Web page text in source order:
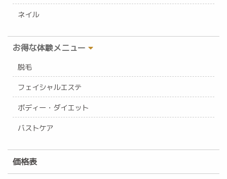
ネイル
お得な体験メニュー
脱毛
フェイシャルエステ
ボディー・ダイエット
バストケア
価格表